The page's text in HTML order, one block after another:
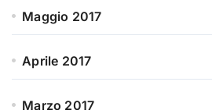
Maggio 2017
Aprile 2017
Marzo 2017